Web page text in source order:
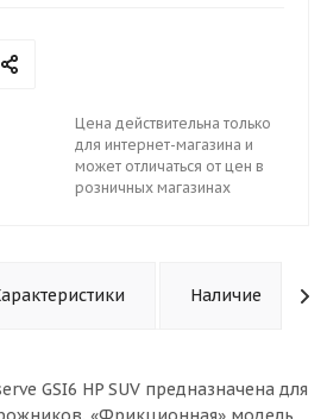
Цена действительна только
для интернет-магазина и
может отличаться от цен в
розничных магазинах
Наличие
GSI6 HP SUV предназначена для